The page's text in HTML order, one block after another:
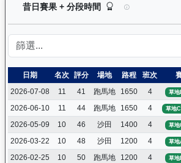
昔日賽果 + 分段時間 萬里鵬躍（
日期 名次 評分 場地 路程 班次
2026-07-08
11 41 跑馬地 1650 4 草
2026-06-10
11 44 跑馬地 1650 4 草地
2026-05-09
10 46 沙田 1400 4 草地
2026-03-22
10 48 沙田 1200 4 草
2026-02-25
10 50 跑馬地 1200 4 草